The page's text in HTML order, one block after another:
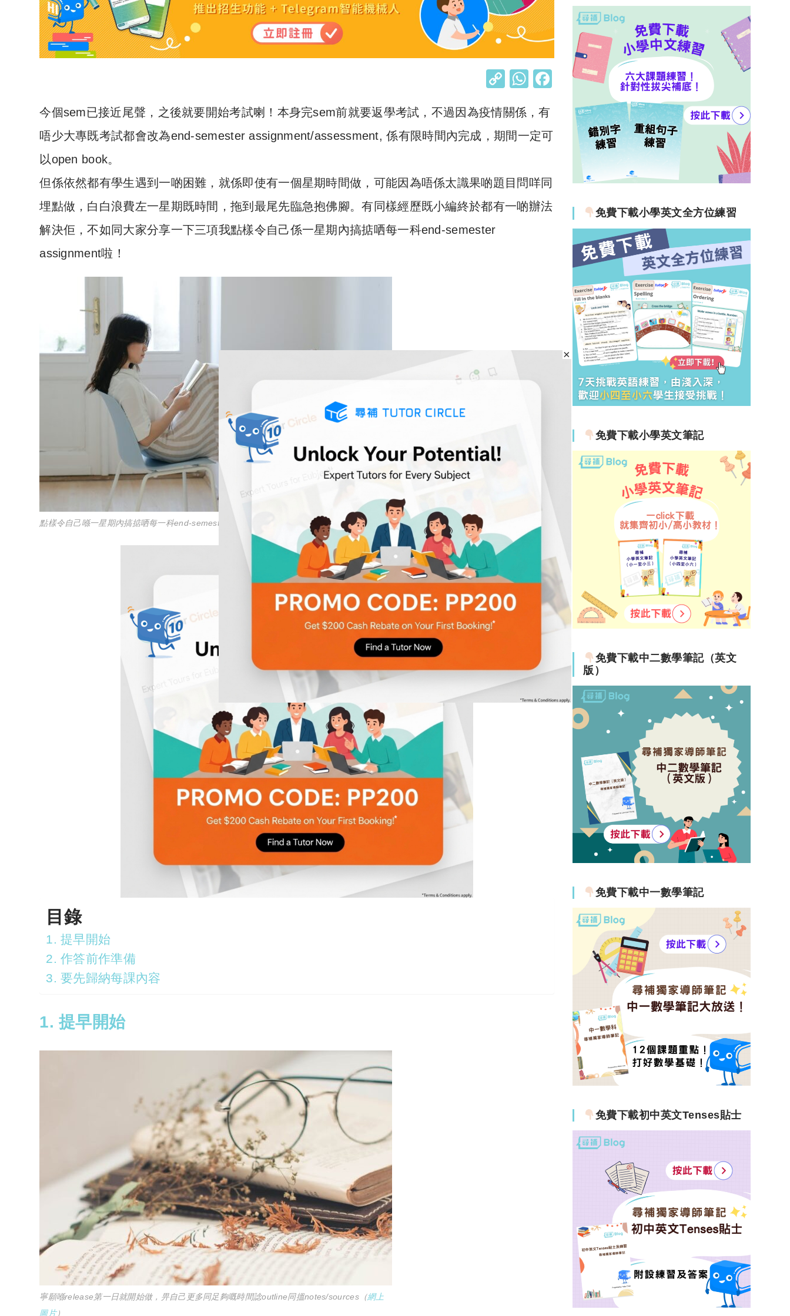
C
p
y
n
k
W
at
s
p
p
今個sem已接近尾聲，之後就要開始考試喇！本身完sem前就要返學考試，不過因為疫情關係，有
唔少大專既考試都會改為end-semester assignment/assessment, 係有限時間內完成，期間一定可
以open book。
但係依然都有學生遇到一啲困難，就係即使有一個星期時間做，可能因為唔係太識果啲題目問咩同
埋點做，白白浪費左一星期既時間，拖到最尾先臨急抱佛腳。有同樣經歷既小編終於都有一啲辦法
解決佢，不如同大家分享一下三項我點樣令自己係一星期內搞掂哂每一科end-semester
assignment啦！
點樣令自己喺一星期內搞掂哂每一科end-semester assignment？（ 網上圖片 ）
目錄
1. 提早開始
2. 作答前作準備
3. 要先歸納每課內容
1. 提早開始
寧願喺release第一日就開始做，畀自己更多同足夠嘅時間諗outline同搵notes/sources（網上
圖片）
免費下載小學英文全方位練習
免費下載小學英文筆記
免費下載中二數學筆記（英文
版）
免費下載中一數學筆記
免費下載初中英文Tenses貼士